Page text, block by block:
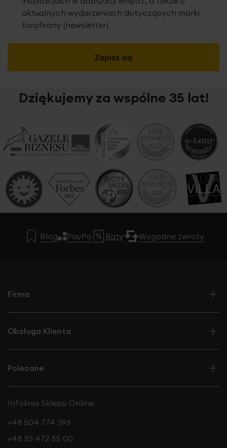
Zapisz się
aktualnych wydarzeniach dotyczących marki
Eurofirany (newsletter).
Dziękujemy za wspólne 35 lat!
Blog PayPo Raty Wygodne zwroty
Firma
Obsługa Klienta
Polecane
Infolinia Sklepu Online
+48 504 774 396
+48 33 472 55 00